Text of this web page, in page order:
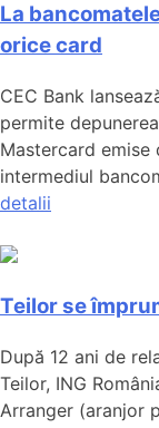
La
orice card
CEC Bank
permite
Mastercard emise
intermediul
detalii
Teilor se
După 12 ani de
Teilor, ING
Arranger (aranjor